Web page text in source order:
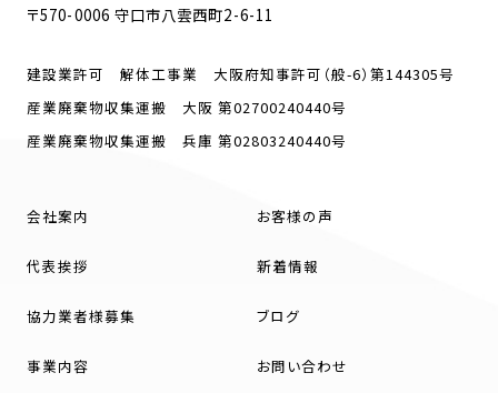
〒570-0006 守口市八雲西町2-6-11
建設業許可 解体工事業 大阪府知事許可（般-6）第144305号
産業廃棄物収集運搬 大阪 第02700240440号
産業廃棄物収集運搬 兵庫 第02803240440号
会社案内
代表挨拶
協力業者様募集
事業内容
お客様の声
新着情報
ブログ
お問い合わせ